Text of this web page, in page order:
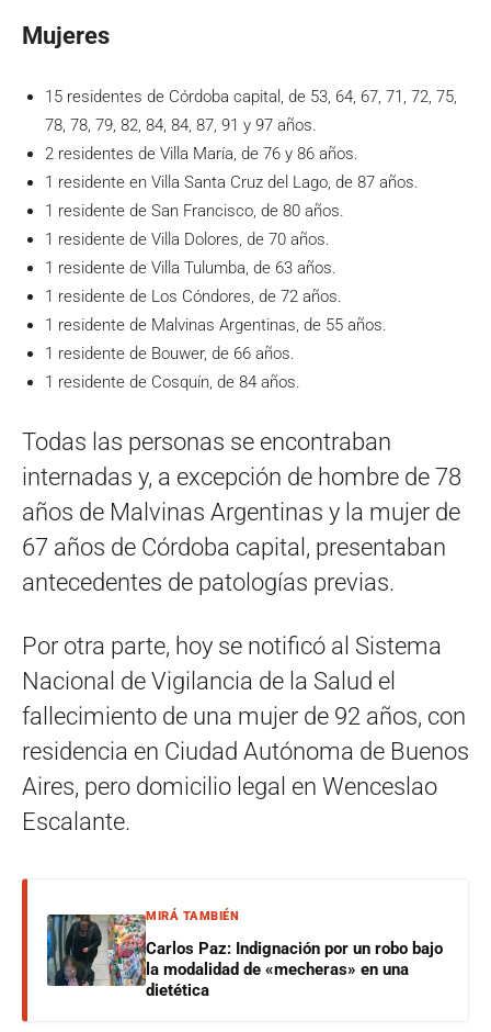
Mujeres
15 residentes de Córdoba capital, de 53, 64, 67, 71, 72, 75,
78, 78, 79, 82, 84, 84, 87, 91 y 97 años.
2 residentes de Villa María, de 76 y 86 años.
1 residente en Villa Santa Cruz del Lago, de 87 años.
1 residente de San Francisco, de 80 años.
1 residente de Villa Dolores, de 70 años.
1 residente de Villa Tulumba, de 63 años.
1 residente de Los Cóndores, de 72 años.
1 residente de Malvinas Argentinas, de 55 años.
1 residente de Bouwer, de 66 años.
1 residente de Cosquín, de 84 años.
Todas las personas se encontraban
internadas y, a excepción de hombre de 78
años de Malvinas Argentinas y la mujer de
67 años de Córdoba capital, presentaban
antecedentes de patologías previas.
Por otra parte, hoy se notificó al Sistema
Nacional de Vigilancia de la Salud el
fallecimiento de una mujer de 92 años, con
residencia en Ciudad Autónoma de Buenos
Aires, pero domicilio legal en Wenceslao
Escalante.
MIRÁ TAMBIÉN
Carlos Paz: Indignación por un robo bajo
la modalidad de «mecheras» en una
dietética